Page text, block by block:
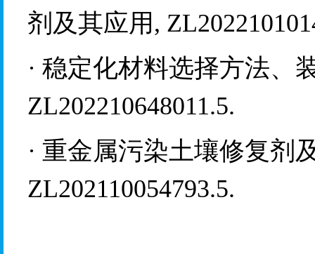
剂及其应用 ,
· 稳定化材料选择方法、
ZL202210648011.5.
· 重金属污染土壤修复剂
ZL202110054793.5.